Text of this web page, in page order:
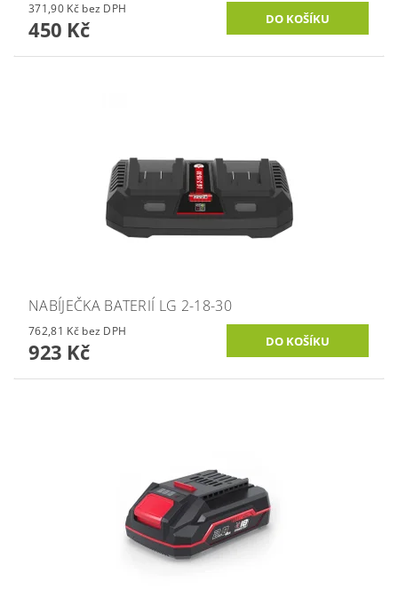
371,90 Kč bez DPH
450 Kč
NABÍJEČKA BATERIÍ LG 2-18-30
762,81 Kč bez DPH
923 Kč